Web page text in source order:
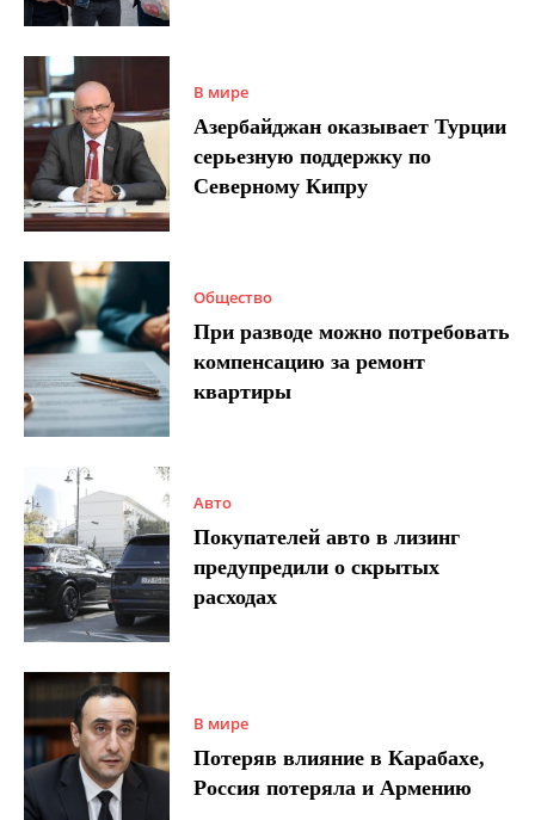
В мире
Азербайджан оказывает Турции
серьезную поддержку по
Северному Кипру
Общество
При разводе можно потребовать
компенсацию за ремонт
квартиры
Авто
Покупателей авто в лизинг
предупредили о скрытых
расходах
В мире
Потеряв влияние в Карабахе,
Россия потеряла и Армению